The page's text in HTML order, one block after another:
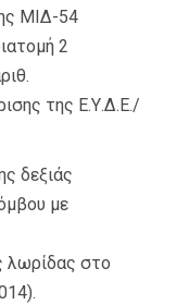
ΜΙΔ-54
2
της Ε.Υ.Δ.Ε./
δεξιάς
με
λωρίδας στο